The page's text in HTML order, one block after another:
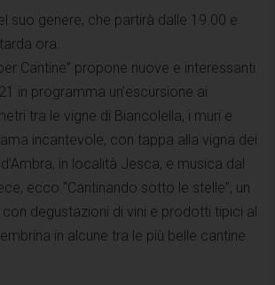
suo genere, che partirà dalle 19.00 e
ora.
Cantine” propone nuove e interessanti
in programma un’escursione ai
tra le vigne di Biancolella, i muri e
incantevole, con tappa alla vigna dei
in località Jesca, e musica dal
ecco “Cantinando sotto le stelle”, un
degustazioni di vini e prodotti tipici al
in alcune tra le più belle cantine